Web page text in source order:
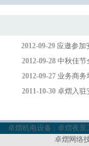
2012-09-29应邀参加
2012-09-28中秋佳节
2012-09-27业务商务
2011-10-30卓熠入驻
卓熠机电设备
卓熠夜景
卓熠网络